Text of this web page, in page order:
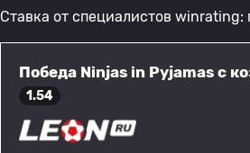
Ставка от специалистов winrating:
Победа Ninjas in Pyjamas с
1.54